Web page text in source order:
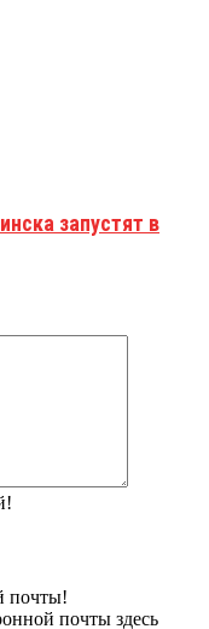
запустят в
почты!
почты здесь